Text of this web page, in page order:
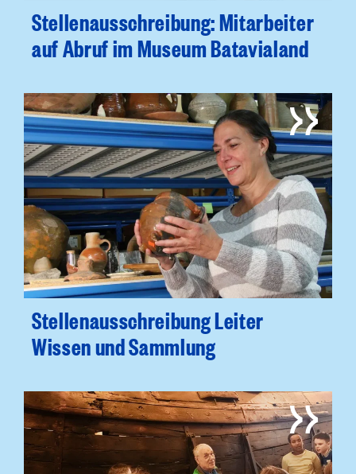
Stellenausschreibung: Mitarbeiter
auf Abruf im Museum Batavialand
Stellenausschreibung Leiter
Wissen und Sammlung